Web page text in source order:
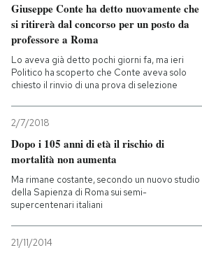
Giuseppe Conte ha detto nuovamente che
si ritirerà dal concorso per un posto da
professore a Roma
Lo aveva già detto pochi giorni fa, ma ieri
Politico ha scoperto che Conte aveva solo
chiesto il rinvio di una prova di selezione
2/7/2018
Dopo i 105 anni di età il rischio di
mortalità non aumenta
Ma rimane costante, secondo un nuovo studio
della Sapienza di Roma sui semi-
supercentenari italiani
21/11/2014